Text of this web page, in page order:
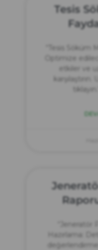
Tesis
“Tesis Söküm
Optimize
etkiler ve
“Jeneratör
Hazırlama: